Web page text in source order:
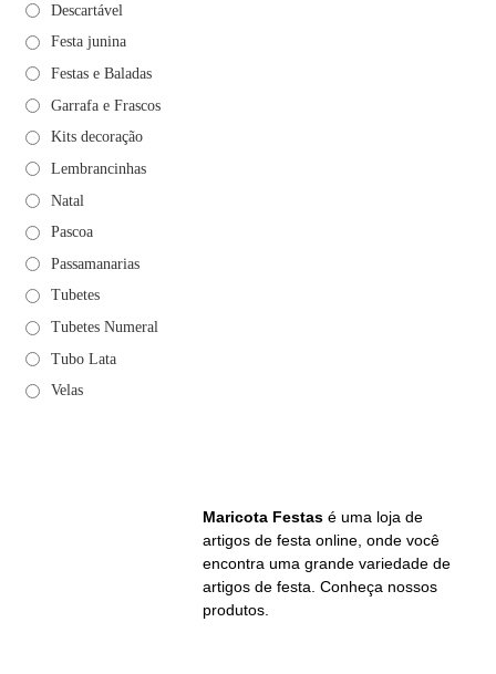
Descartável
Festa junina
Festas e Baladas
Garrafa e Frascos
Kits decoração
Lembrancinhas
Natal
Pascoa
Passamanarias
Tubetes
Tubetes Numeral
Tubo Lata
Velas
Maricota Festas é uma loja de
artigos de festa online, onde você
encontra uma grande variedade de
artigos de festa. Conheça nossos
produtos.